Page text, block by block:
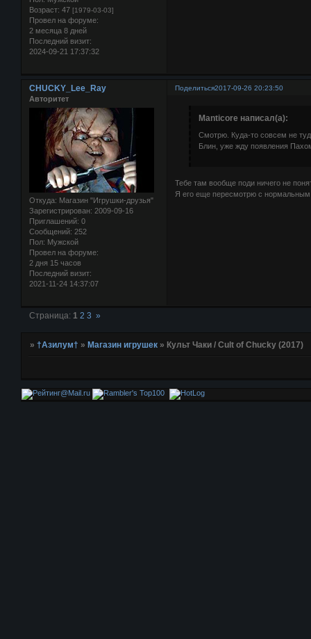
Возраст: 47 [1979-03-03]
Провел на форуме:
2 месяца 8 дней
Последний визит:
2024-09-21 17:37:32
Поделиться2017-09-26 20:23:50
CHUCKY_Lee_Ray
Авторитет
Откуда: Магазин "Игрушки-друзья"
Зарегистрирован: 2009-09-16
Приглашений: 0
Сообщений: 252
Пол: Мужской
Провел на форуме:
2 дня 15 часов
Последний визит:
2021-11-24 14:37:07
Manticore написал(а):
Смотрю. Куда-то совсем не
Блин, уже жду появления
Тебе там вообще поди ничего не
Я его еще пересмотрю с нормальным
Страница: 1 2 3 »
»†Азилум† » Магазин игрушек » Культ Чаки / Cult of Chucky (2017)